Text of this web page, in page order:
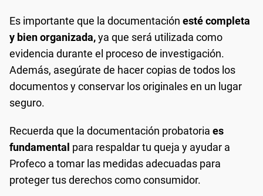
Es importante que la documentación esté completa
y bien organizada,ya que será utilizada como
evidencia durante el proceso de investigación.
Además, asegúrate de hacer copias de todos los
documentos y conservar los originales en un lugar
seguro.
Recuerda que la documentación probatoria es
fundamental para respaldar tu queja y ayudar a
Profeco a tomar las medidas adecuadas para
proteger tus derechos como consumidor.